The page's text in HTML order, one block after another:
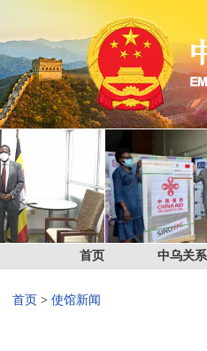
首页 中乌关
首页 > 使馆新闻